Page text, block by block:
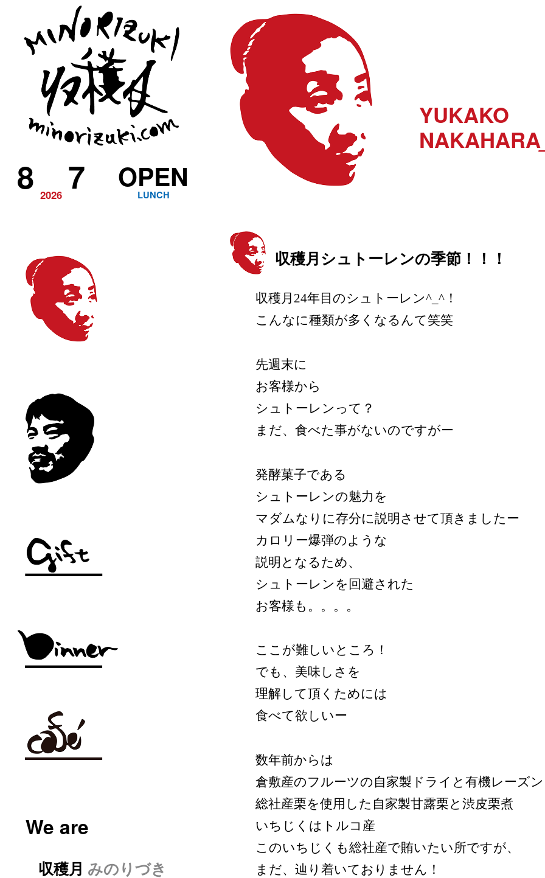
2026
8 7 LUNCH
OPEN
YUKAKO
NAKAHARA
収穫月シュトーレンの季節！！！
収穫月24年目のシュトーレン^_^！
こんなに種類が多くなるんて笑笑
先週末に
お客様から
シュトーレンって？
まだ、食べた事がないのですがー
発酵菓子である
シュトーレンの魅力を
マダムなりに存分に説明させて頂きましたー
カロリー爆弾のような
説明となるため、
シュトーレンを回避された
お客様も。。。。
ここが難しいところ！
でも、美味しさを
理解して頂くためには
食べて欲しいー
数年前からは
倉敷産のフルーツの自家製ドライと有機レーズン
総社産栗を使用した自家製甘露栗と渋皮栗煮
いちじくはトルコ産
このいちじくも総社産で賄いたい所ですが、
まだ、辿り着いておりません！
We are
収穫月 みのりづき